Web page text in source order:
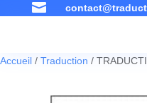

Accueil / Traduction /